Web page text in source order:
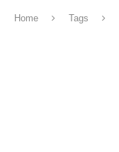
Home Tags